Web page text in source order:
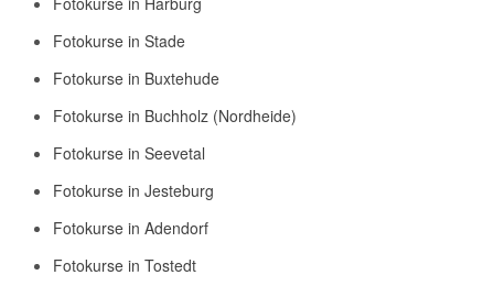
Fotokurse in Stade
Fotokurse in Buxtehude
Fotokurse in Buchholz (Nordheide)
Fotokurse in Seevetal
Fotokurse in Jesteburg
Fotokurse in Adendorf
Fotokurse in Tostedt